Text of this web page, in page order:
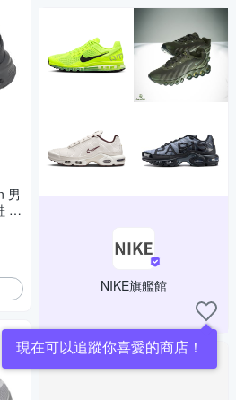
男
C
NIKE旗艦館
現在可以追蹤你喜愛的商店！